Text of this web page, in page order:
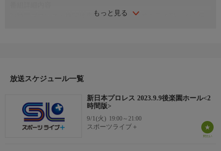
もっと見る
24時間プロレス・格闘技専門チャンネル「サムライTV」から厳
放送スケジュール一覧
新日本プロレス 2023.9.9後楽園ホール<2
時間版>
9/1(火) 19:00～21:00
スポーツライブ＋